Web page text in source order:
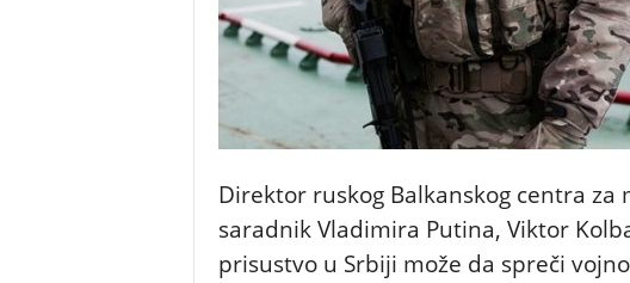
Direktor ruskog Balkanskog centra
saradnik Vladimira Putina, Viktor
prisustvo u Srbiji može da spreči